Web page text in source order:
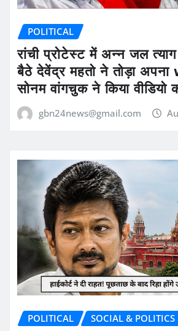
POLITICAL
रांची प्रोटेस्ट में अन्न जल
बैठे देवेंद्र महतो ने तोड़ा
सोनम वांगचुक ने किया वीडियो
gbn24news@gmail.com
POLITICAL SOCIAL & POLITICS